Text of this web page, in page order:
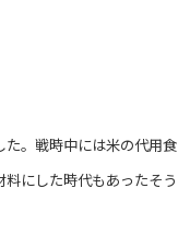
。戦時中には米の代用食
にした時代もあったそう